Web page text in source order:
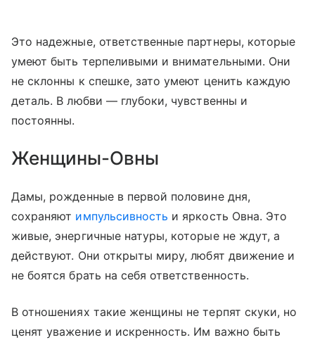
Это надежные, ответственные партнеры, которые
умеют быть терпеливыми и внимательными. Они
не склонны к спешке, зато умеют ценить каждую
деталь. В любви — глубоки, чувственны и
постоянны.
Женщины-Овны
Дамы, рожденные в первой половине дня,
сохраняют импульсивность и яркость Овна. Это
живые, энергичные натуры, которые не ждут, а
действуют. Они открыты миру, любят движение и
не боятся брать на себя ответственность.
В отношениях такие женщины не терпят скуки, но
ценят уважение и искренность. Им важно быть